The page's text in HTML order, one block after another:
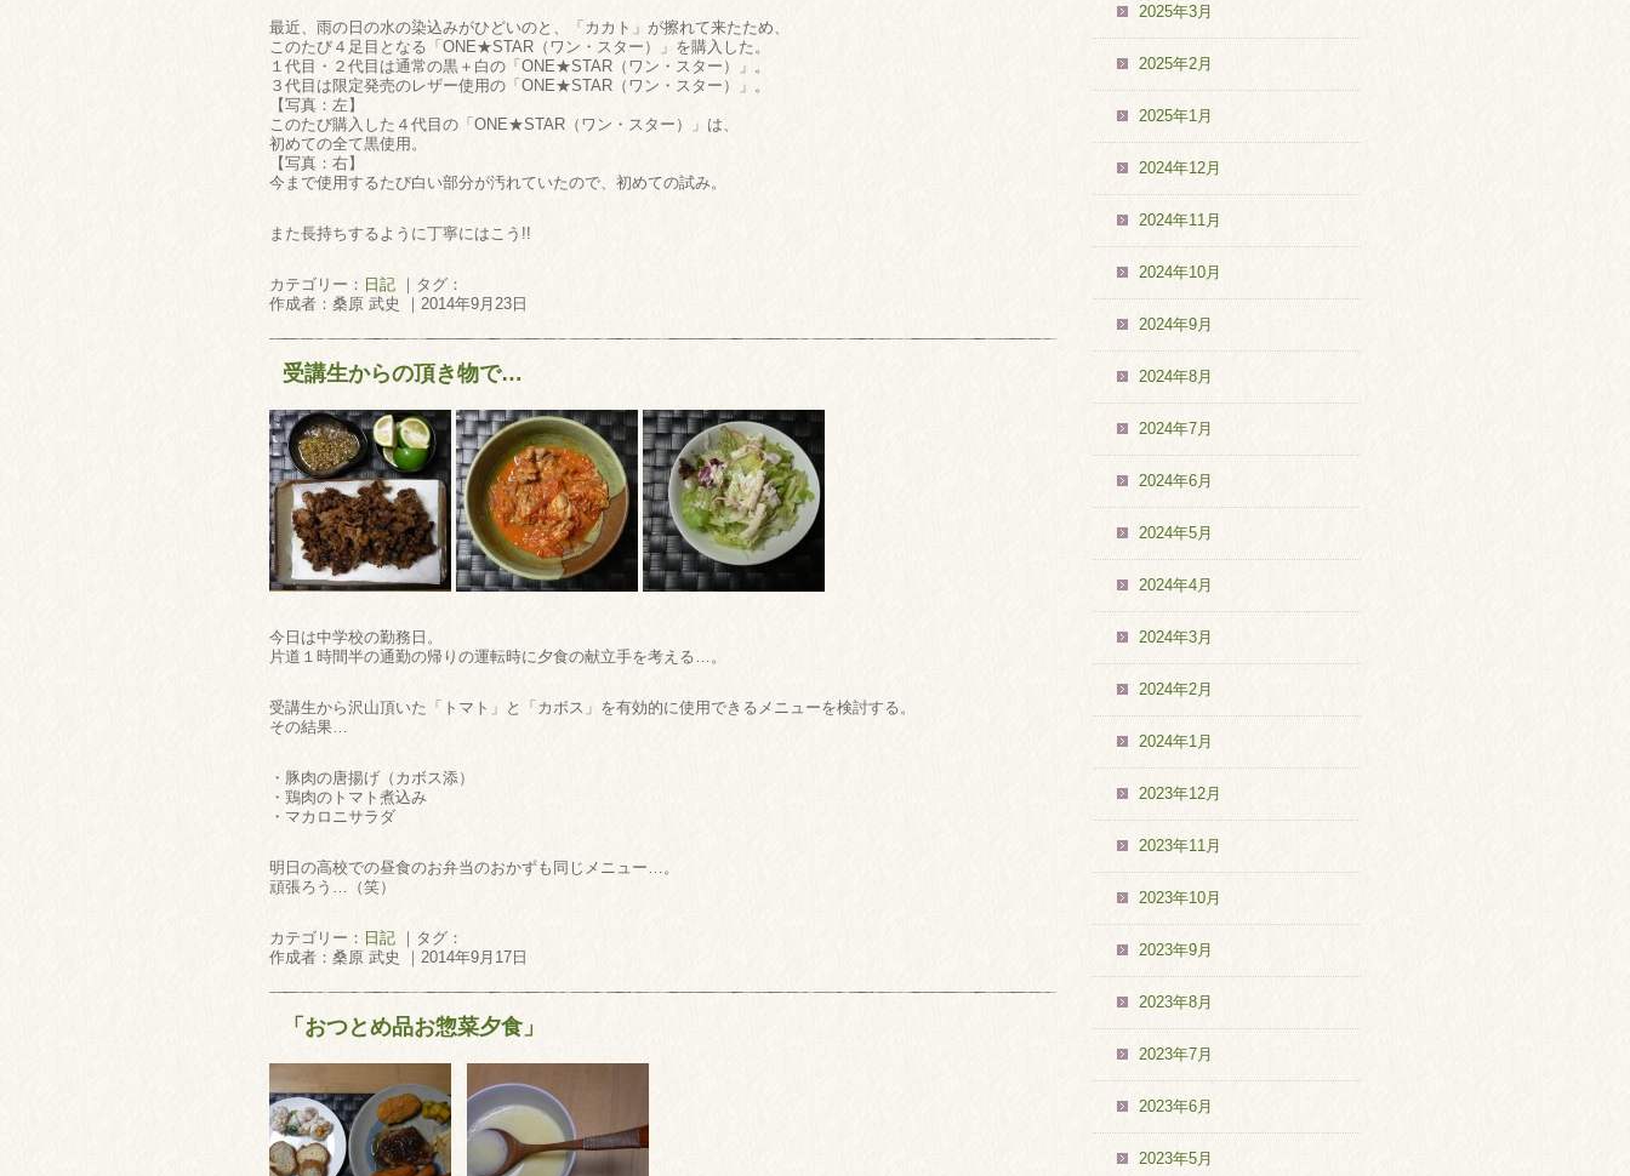
最近、雨の日の水の染込みがひどいのと、「カカト」が擦れて来たため、
このたび４足目となる「ONE★STAR（ワン・スター）」を購入した。
１代目・２代目は通常の黒＋白の「ONE★STAR（ワン・スター）」。
３代目は限定発売のレザー使用の「ONE★STAR（ワン・スター）」。
【写真：左】
このたび購入した４代目の「ONE★STAR（ワン・スター）」は、
初めての全て黒使用。
【写真：右】
今まで使用するたび白い部分が汚れていたので、初めての試み。
また長持ちするように丁寧にはこう!!
カテゴリー： 日記 ｜タグ：
作成者：桑原 武史 ｜2014年9月23日
受講生からの頂き物で…
今日は中学校の勤務日。
片道１時間半の通勤の帰りの運転時に夕食の献立手を考える…。
受講生から沢山頂いた「トマト」と「カボス」を有効的に使用できるメニューを検討する。
その結果…
・豚肉の唐揚げ（カボス添）
・鶏肉のトマト煮込み
・マカロニサラダ
明日の高校での昼食のお弁当のおかずも同じメニュー…。
頑張ろう…（笑）
カテゴリー： 日記 ｜タグ：
作成者：桑原 武史 ｜2014年9月17日
「おつとめ品お惣菜夕食」
2025年3月
2025年2月
2025年1月
2024年12月
2024年11月
2024年10月
2024年9月
2024年8月
2024年7月
2024年6月
2024年5月
2024年4月
2024年3月
2024年2月
2024年1月
2023年12月
2023年11月
2023年10月
2023年9月
2023年8月
2023年7月
2023年6月
2023年5月